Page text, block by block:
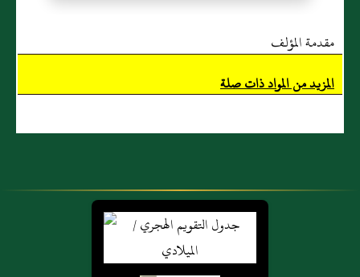
مقدمة المؤلف
المزيد من المواد ذات صلة